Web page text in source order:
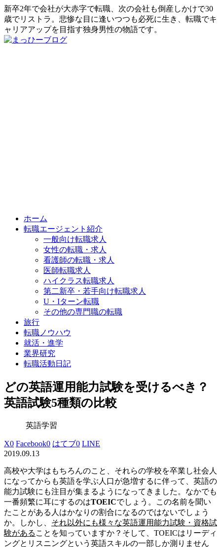
新卒2年で会社が大赤字で転職、次の会社も倒産しかけで30
歳でリストラ。悲惨な目に逢いつつも必死に生き、転職でキ
ャリアアップを目指す独身男性の物語です。
ホーム
転職エージェント紹介
一般向け転職求人
女性の転職・求人
看護師の転職・求人
医師転職求人
ハイクラス転職求人
第二新卒・若手向け転職求人
U・Iターン転職
その他の専門職の転職
旅行
転職ノウハウ
就活・進学
業界研究
転職活動日記
どの英語運用能力試験を受けるべき？
英語試験5種類の比較
英語学習
X0 Facebook0 はてブ0 LINE
2019.09.13
高校や大学はもちろんのこと、それらの学校を卒業し社会人
になってからも英語を学ぶ人口が急増するに伴って、英語の
能力試験にも注目が集まるようになってきました。なかでも
一番頻繁に耳にするのはTOEICでしょう。この名前を聞い
たことがある人はかなりの割合になるのではないでしょう
か。しかし、 それ以外にも様々な英語運用能力試験・資格試
験がある ことを知っていますか？そして、TOEICはリーディ
ングとリスニングという英語スキルの一部しか測りません